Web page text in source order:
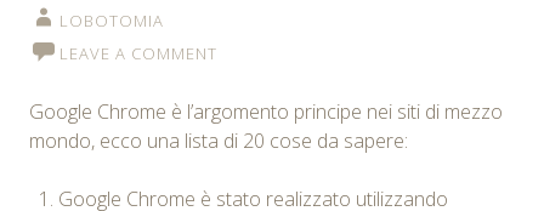
LOBOTOMIA
LEAVE A COMMENT
Google Chrome è l’argomento principe nei siti di mezzo
mondo, ecco una lista di 20 cose da sapere:
Google Chrome è stato realizzato utilizzando